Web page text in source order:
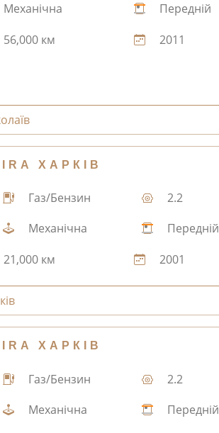
Механічна
Передній
56,000 км
2011
ХАРКІВ
Газ/Бензин
2.2
Механічна
Передній
21,000 км
2001
ХАРКІВ
Газ/Бензин
2.2
Механічна
Передній